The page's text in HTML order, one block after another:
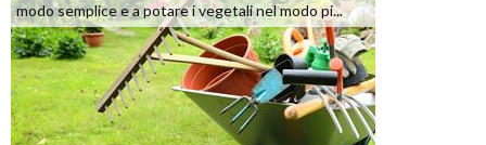
modo semplice e a potare i vegetali nel modo pi...